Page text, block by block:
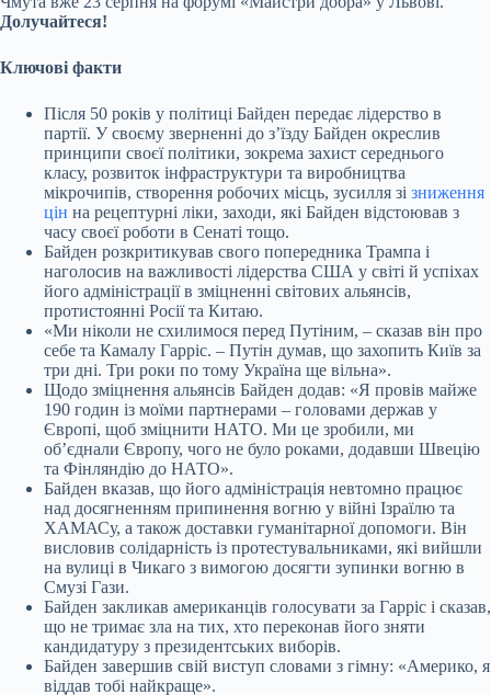
Долучайтеся!
Ключові факти
Після 50 років у політиці Байден передає лідерство в
партії. У своєму зверненні до зʼїзду Байден окреслив
принципи своєї політики, зокрема захист середнього
класу, розвиток інфраструктури та виробництва
мікрочипів, створення робочих місць, зусилля зі зниження
цін на рецептурні ліки, заходи, які Байден відстоював з
часу своєї роботи в Сенаті тощо.
Байден розкритикував свого попередника Трампа і
наголосив на важливості лідерства США у світі й успіхах
його адміністрації в зміцненні світових альянсів,
протистоянні Росії та Китаю.
«Ми ніколи не схилимося перед Путіним, – сказав він про
себе та Камалу Гарріс. – Путін думав, що захопить Київ за
три дні. Три роки по тому Україна ще вільна».
Щодо зміцнення альянсів Байден додав: «Я провів майже
190 годин із моїми партнерами – головами держав у
Європі, щоб зміцнити НАТО. Ми це зробили, ми
обʼєднали Європу, чого не було роками, додавши Швецію
та Фінляндію до НАТО».
Байден вказав, що його адміністрація невтомно працює
над досягненням припинення вогню у війні Ізраїлю та
ХАМАСу, а також доставки гуманітарної допомоги. Він
висловив солідарність із протестувальниками, які вийшли
на вулиці в Чикаго з вимогою досягти зупинки вогню в
Смузі Гази.
Байден закликав американців голосувати за Гарріс і сказав,
що не тримає зла на тих, хто переконав його зняти
кандидатуру з президентських виборів.
Байден завершив свій виступ словами з гімну: «Америко, я
віддав тобі найкраще».